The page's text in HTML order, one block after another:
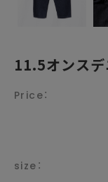
11.5オンス
size：